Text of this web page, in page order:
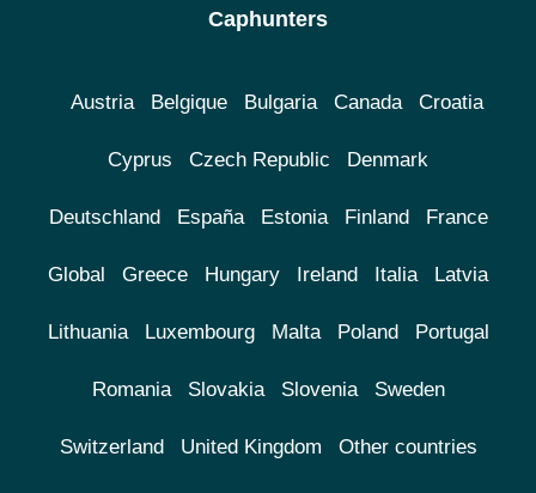
Caphunters
Austria Belgique Bulgaria Canada Croatia
Cyprus Czech Republic Denmark
Deutschland España Estonia Finland France
Global Greece Hungary Ireland Italia Latvia
Lithuania Luxembourg Malta Poland Portugal
Romania Slovakia Slovenia Sweden
Switzerland United Kingdom Other countries